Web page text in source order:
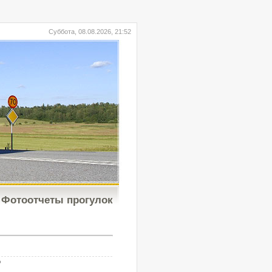
Суббота, 08.08.2026, 21:52
Фотоотчеты прогулок